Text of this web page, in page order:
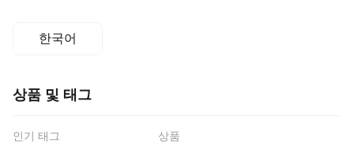
한국어
상품 및 태그
인기 태그
상품